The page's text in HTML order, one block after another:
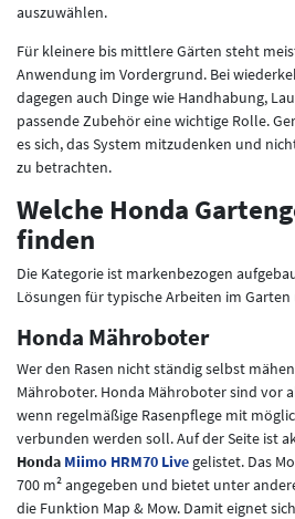
auszuwählen.
Für kleinere bis mittlere Gärten steht
Anwendung im Vordergrund. Bei
dagegen auch Dinge wie Handhabung,
passende Zubehör eine wichtige Rolle.
es sich, das System mitzudenken und
zu betrachten.
Welche Honda
finden
Die Kategorie ist markenbezogen
Lösungen für typische Arbeiten im
Honda Mähroboter
Wer den Rasen nicht ständig selbst
Mähroboter. Honda Mähroboter sind vor
wenn regelmäßige Rasenpflege mit
verbunden werden soll. Auf der Seite ist
Honda Miimo HRM70 Live gelistet. Das
700 m² angegeben und bietet unter
die Funktion Map & Mow. Damit eignet